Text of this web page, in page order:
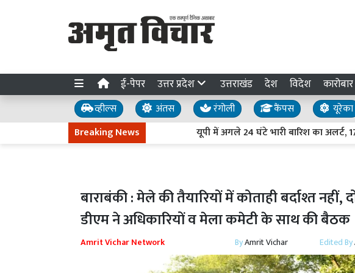
ई-पेपर उत्तर प्रदेश उत्तराखंड देश विदेश कारोबार
व्हील्स अंतस रंगोली कैंपस यूरेका
Breaking News
यूपी में अगले 24 घंटे भारी बारिश का अलर्ट, 17
बाराबंकी : मेले की तैयारियों में कोताही बर्दाश्त नहीं,
डीएम ने अधिकारियों व मेला कमेटी के साथ की बैठक
Amrit Vichar Network ByAmrit Vichar Edited By